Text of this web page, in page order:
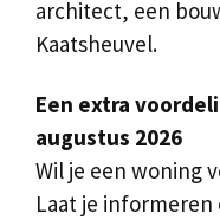
architect, een
Kaatsheuvel.
Een extra
augustus 2026
Wil je een woning
Laat je